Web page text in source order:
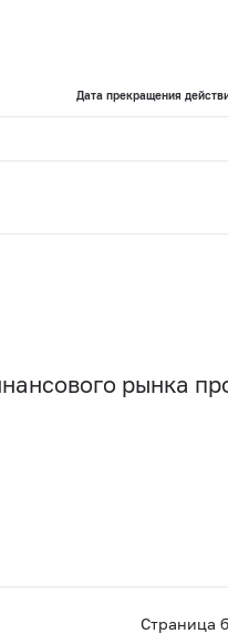
Дата прекращения
рынка
Страница